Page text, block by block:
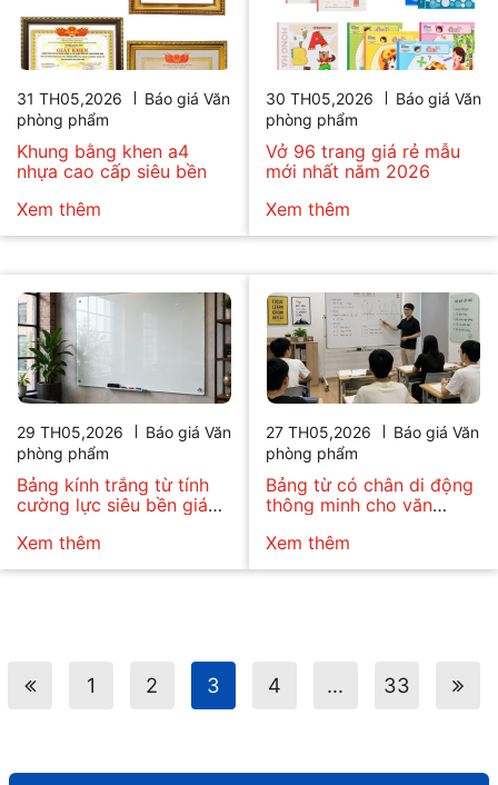
31 TH05,2026
Báo giá Văn
phòng phẩm
Khung bằng khen a4
nhựa cao cấp siêu bền
Xem thêm
30 TH05,2026
Báo giá Văn
phòng phẩm
Vở 96 trang giá rẻ mẫu
mới nhất năm 2026
Xem thêm
29 TH05,2026
Báo giá Văn
phòng phẩm
Bảng kính trắng từ tính
cường lực siêu bền giá
Xem thêm
27 TH05,2026
Báo giá Văn
phòng phẩm
Bảng từ có chân di động
thông minh cho văn
Xem thêm
1 2 3 4 … 33